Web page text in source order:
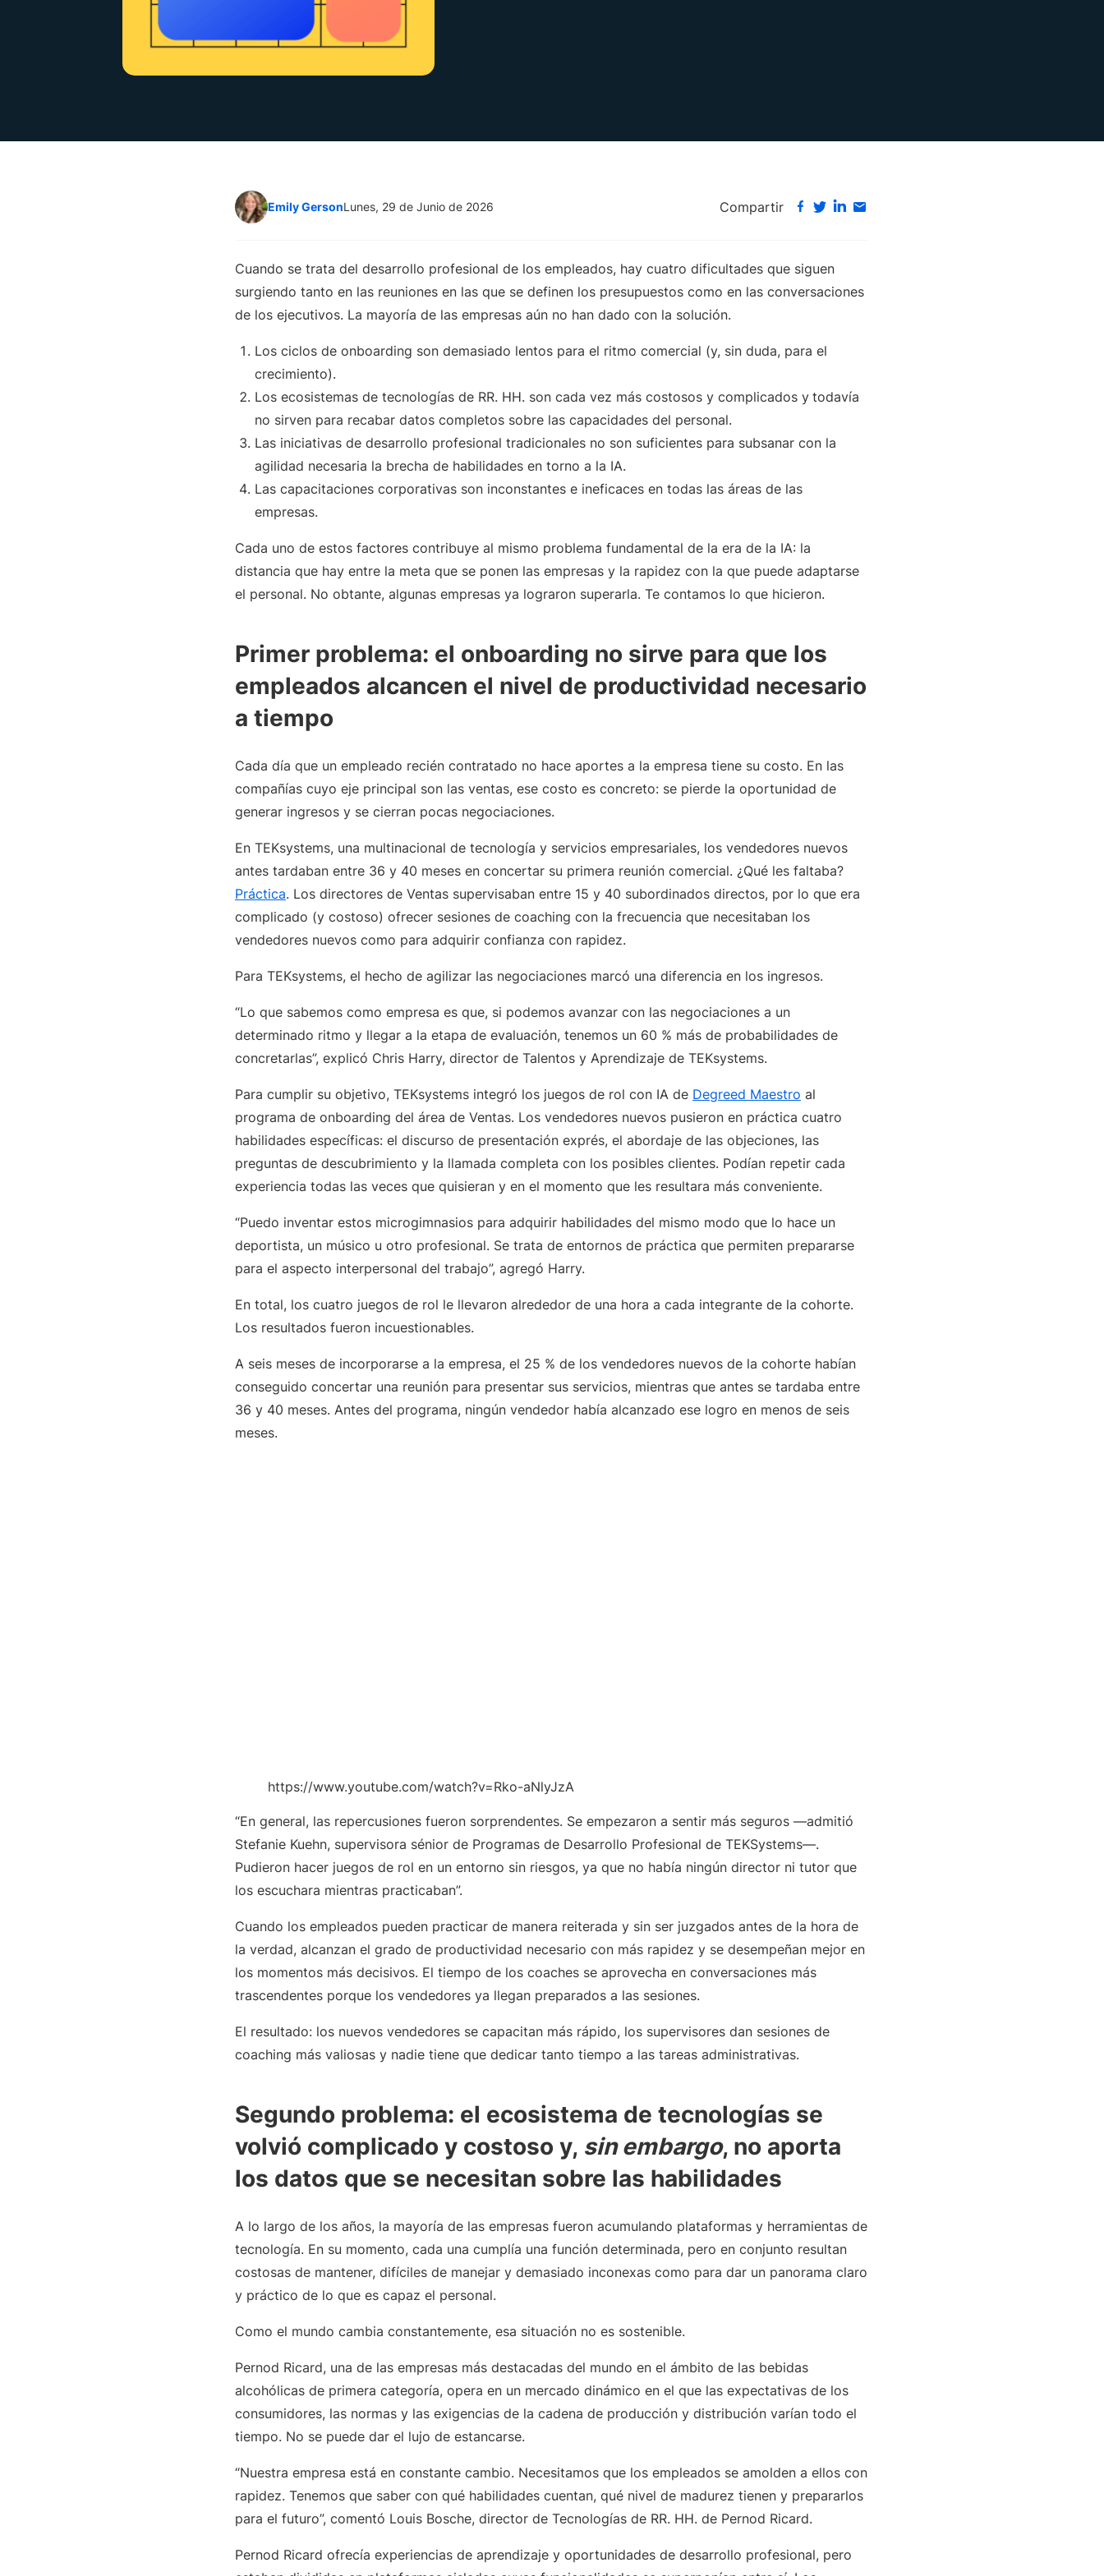
Emily GersonLunes, 29 de Junio de 2026 Compartir
Cuando se trata del desarrollo profesional de los empleados, hay cuatro dificultades que siguen
surgiendo tanto en las reuniones en las que se definen los presupuestos como en las conversaciones
de los ejecutivos. La mayoría de las empresas aún no han dado con la solución.
Los ciclos de onboarding son demasiado lentos para el ritmo comercial (y, sin duda, para el
crecimiento).
Los ecosistemas de tecnologías de RR. HH. son cada vez más costosos y complicados y todavía
no sirven para recabar datos completos sobre las capacidades del personal.
Las iniciativas de desarrollo profesional tradicionales no son suficientes para subsanar con la
agilidad necesaria la brecha de habilidades en torno a la IA.
Las capacitaciones corporativas son inconstantes e ineficaces en todas las áreas de las
empresas.
Cada uno de estos factores contribuye al mismo problema fundamental de la era de la IA: la
distancia que hay entre la meta que se ponen las empresas y la rapidez con la que puede adaptarse
el personal. No obtante, algunas empresas ya lograron superarla. Te contamos lo que hicieron.
Primer problema: el onboarding no sirve para que los
empleados alcancen el nivel de productividad necesario
a tiempo
Cada día que un empleado recién contratado no hace aportes a la empresa tiene su costo. En las
compañías cuyo eje principal son las ventas, ese costo es concreto: se pierde la oportunidad de
generar ingresos y se cierran pocas negociaciones.
En TEKsystems, una multinacional de tecnología y servicios empresariales, los vendedores nuevos
antes tardaban entre 36 y 40 meses en concertar su primera reunión comercial. ¿Qué les faltaba?
Práctica. Los directores de Ventas supervisaban entre 15 y 40 subordinados directos, por lo que era
complicado (y costoso) ofrecer sesiones de coaching con la frecuencia que necesitaban los
vendedores nuevos como para adquirir confianza con rapidez.
Para TEKsystems, el hecho de agilizar las negociaciones marcó una diferencia en los ingresos.
“Lo que sabemos como empresa es que, si podemos avanzar con las negociaciones a un
determinado ritmo y llegar a la etapa de evaluación, tenemos un 60 % más de probabilidades de
concretarlas”, explicó Chris Harry, director de Talentos y Aprendizaje de TEKsystems.
Para cumplir su objetivo, TEKsystems integró los juegos de rol con IA de Degreed Maestro al
programa de onboarding del área de Ventas. Los vendedores nuevos pusieron en práctica cuatro
habilidades específicas: el discurso de presentación exprés, el abordaje de las objeciones, las
preguntas de descubrimiento y la llamada completa con los posibles clientes. Podían repetir cada
experiencia todas las veces que quisieran y en el momento que les resultara más conveniente.
“Puedo inventar estos microgimnasios para adquirir habilidades del mismo modo que lo hace un
deportista, un músico u otro profesional. Se trata de entornos de práctica que permiten prepararse
para el aspecto interpersonal del trabajo”, agregó Harry.
En total, los cuatro juegos de rol le llevaron alrededor de una hora a cada integrante de la cohorte.
Los resultados fueron incuestionables.
A seis meses de incorporarse a la empresa, el 25 % de los vendedores nuevos de la cohorte habían
conseguido concertar una reunión para presentar sus servicios, mientras que antes se tardaba entre
36 y 40 meses. Antes del programa, ningún vendedor había alcanzado ese logro en menos de seis
meses.
https://www.youtube.com/watch?v=Rko-aNlyJzA
“En general, las repercusiones fueron sorprendentes. Se empezaron a sentir más seguros ―admitió
Stefanie Kuehn, supervisora sénior de Programas de Desarrollo Profesional de TEKSystems―.
Pudieron hacer juegos de rol en un entorno sin riesgos, ya que no había ningún director ni tutor que
los escuchara mientras practicaban”.
Cuando los empleados pueden practicar de manera reiterada y sin ser juzgados antes de la hora de
la verdad, alcanzan el grado de productividad necesario con más rapidez y se desempeñan mejor en
los momentos más decisivos. El tiempo de los coaches se aprovecha en conversaciones más
trascendentes porque los vendedores ya llegan preparados a las sesiones.
El resultado: los nuevos vendedores se capacitan más rápido, los supervisores dan sesiones de
coaching más valiosas y nadie tiene que dedicar tanto tiempo a las tareas administrativas.
Segundo problema: el ecosistema de tecnologías se
volvió complicado y costoso y, sin embargo, no aporta
los datos que se necesitan sobre las habilidades
A lo largo de los años, la mayoría de las empresas fueron acumulando plataformas y herramientas de
tecnología. En su momento, cada una cumplía una función determinada, pero en conjunto resultan
costosas de mantener, difíciles de manejar y demasiado inconexas como para dar un panorama claro
y práctico de lo que es capaz el personal.
Como el mundo cambia constantemente, esa situación no es sostenible.
Pernod Ricard, una de las empresas más destacadas del mundo en el ámbito de las bebidas
alcohólicas de primera categoría, opera en un mercado dinámico en el que las expectativas de los
consumidores, las normas y las exigencias de la cadena de producción y distribución varían todo el
tiempo. No se puede dar el lujo de estancarse.
“Nuestra empresa está en constante cambio. Necesitamos que los empleados se amolden a ellos con
rapidez. Tenemos que saber con qué habilidades cuentan, qué nivel de madurez tienen y prepararlos
para el futuro”, comentó Louis Bosche, director de Tecnologías de RR. HH. de Pernod Ricard.
Pernod Ricard ofrecía experiencias de aprendizaje y oportunidades de desarrollo profesional, pero